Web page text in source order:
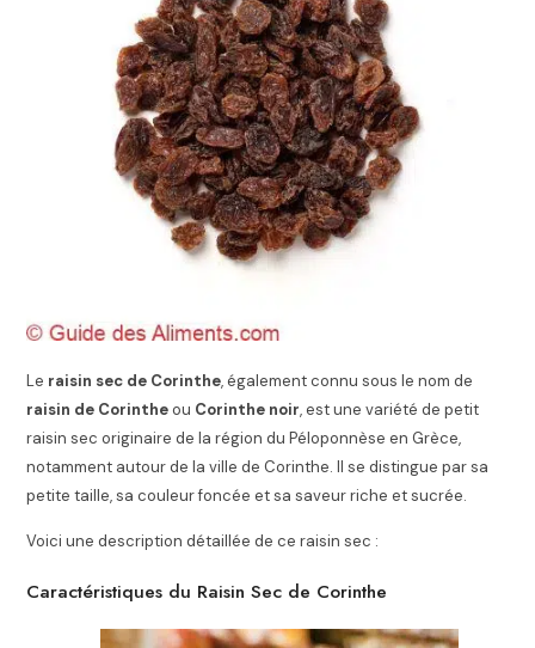
Le raisin sec de Corinthe, également connu sous le nom de
raisin de Corintheou Corinthe noir, est une variété de petit
raisin sec originaire de la région du Péloponnèse en Grèce,
notamment autour de la ville de Corinthe. Il se distingue par sa
petite taille, sa couleur foncée et sa saveur riche et sucrée.
Voici une description détaillée de ce raisin sec :
Caractéristiques du Raisin Sec de Corinthe